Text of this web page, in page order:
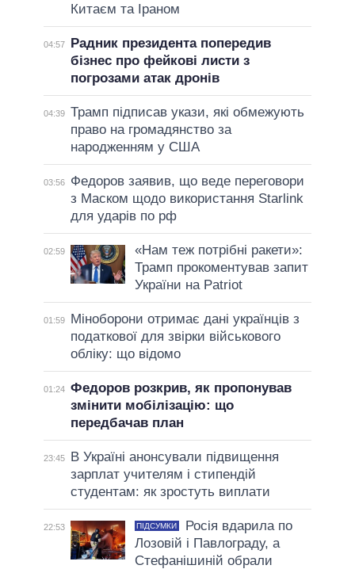
Китаєм та Іраном
04:57
Радник президента попередив
бізнес про фейкові листи з
погрозами атак дронів
04:39 Трамп підписав укази, які обмежують
право на громадянство за
народженням у США
03:56
Федоров заявив, що веде переговори
з Маском щодо використання Starlink
для ударів по рф
02:59
«Нам теж потрібні ракети»:
Трамп прокоментував запит
України на Patriot
01:59
Міноборони отримає дані українців з
податкової для звірки військового
обліку: що відомо
01:24 Федоров розкрив, як пропонував
змінити мобілізацію: що
передбачав план
23:45
В Україні анонсували підвищення
зарплат учителям і стипендій
студентам: як зростуть виплати
22:53 ПІДСУМКИ
Росія вдарила по
Лозовій і Павлограду, а
Стефанішиній обрали